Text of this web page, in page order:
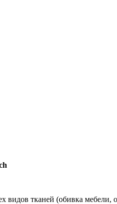
видов тканей (обивка мебели,